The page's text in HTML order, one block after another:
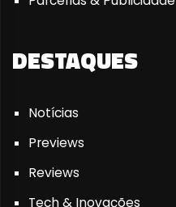
DESTAQUES
Notícias
Previews
Reviews
Tech & Inovações